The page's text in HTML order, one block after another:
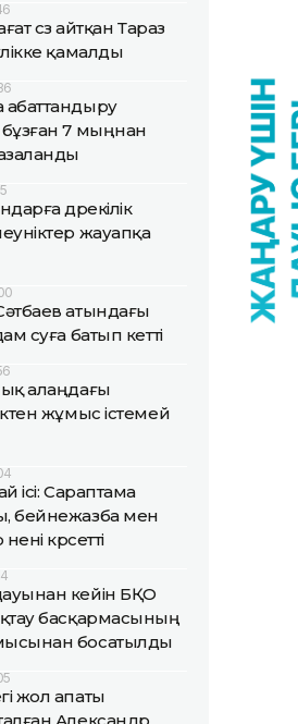
сөз айтқан Тараз
қамалды
7 мыңнан
дөрекілік
жауапқа
атындағы
суға батып кетті
алаңдағы
жұмыс істемей
ісі: Сараптама
бейнежазба мен
көрсетті
кейін БҚО
басқармасының
босатылды
жол апаты